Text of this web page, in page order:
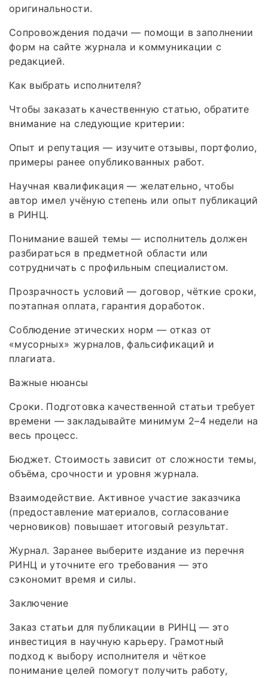
оригинальности.
Сопровождения подачи — помощи в заполнении
форм на сайте журнала и коммуникации с
редакцией.
Как выбрать исполнителя?
Чтобы заказать качественную статью, обратите
внимание на следующие критерии:
Опыт и репутация — изучите отзывы, портфолио,
примеры ранее опубликованных работ.
Научная квалификация — желательно, чтобы
автор имел учёную степень или опыт публикаций
в РИНЦ.
Понимание вашей темы — исполнитель должен
разбираться в предметной области или
сотрудничать с профильным специалистом.
Прозрачность условий — договор, чёткие сроки,
поэтапная оплата, гарантия доработок.
Соблюдение этических норм — отказ от
«мусорных» журналов, фальсификаций и
плагиата.
Важные нюансы
Сроки. Подготовка качественной статьи требует
времени — закладывайте минимум 2–4 недели на
весь процесс.
Бюджет. Стоимость зависит от сложности темы,
объёма, срочности и уровня журнала.
Взаимодействие. Активное участие заказчика
(предоставление материалов, согласование
черновиков) повышает итоговый результат.
Журнал. Заранее выберите издание из перечня
РИНЦ и уточните его требования — это
сэкономит время и силы.
Заключение
Заказ статьи для публикации в РИНЦ — это
инвестиция в научную карьеру. Грамотный
подход к выбору исполнителя и чёткое
понимание целей помогут получить работу,